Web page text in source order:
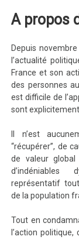
A propos
Depuis
l’actualité
France et son
des personnes
est difficile de
sont
Il n’est
“récupérer”, de
de valeur
d’indéniables
représentatif
de la population
Tout en
l’action